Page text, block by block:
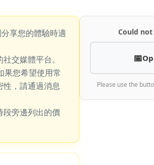
享您的體驗時適
交媒體平台。
您希望使用常
性，請通過消息
段旁邊列出的價
Could
Please use the